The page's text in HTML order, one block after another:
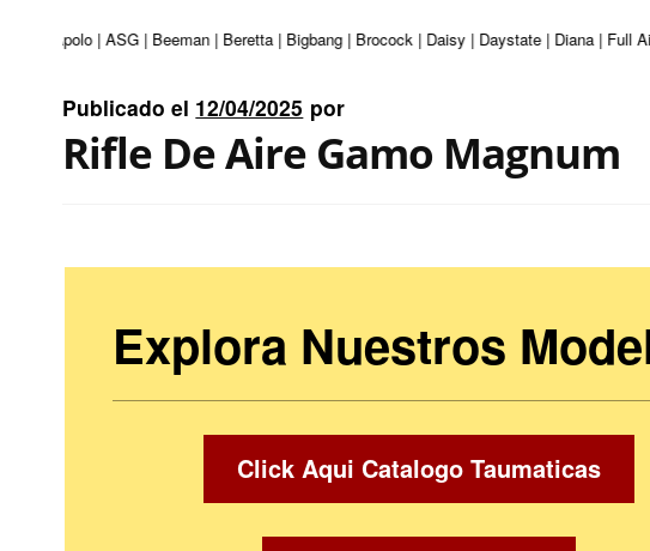
| Apolo | ASG | Beeman | Beretta | Bigbang | Brocock | Daisy | Daystate | Diana | Full
Publicado el 12/04/2025 por
Rifle De Aire Gamo Magnum
Explora Nuestros
Click Aqui Catalogo Taumaticas